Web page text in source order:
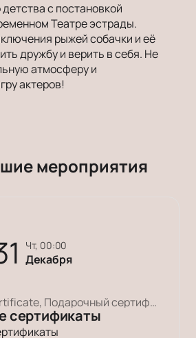
с постановкой
Театре эстрады.
рыжей собачки и её
дружбу и верить в себя. Не
атмосферу и
актеров!
мероприятия
чт, 00:00
Декабря
Москва, Gift certificate, Подарочный сертификат
сертификаты